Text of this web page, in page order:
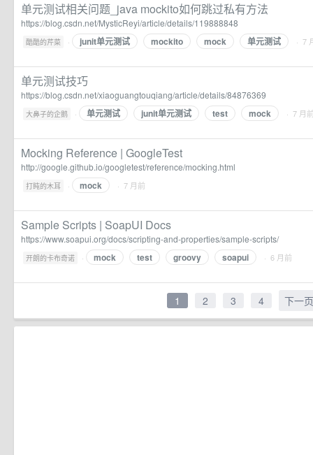
单元测试相关问题_java mockito如何跳过私有方法
https://blog.csdn.net/MysticReyi/article/details/119888848
酷酷的芹菜 · junit单元测试 mockito mock 单元测试 · 7
单元测试技巧
https://blog.csdn.net/xiaoguangtouqiang/article/details/84876369
大鼻子的企鹅 · 单元测试 junit单元测试 test mock · 7 月
Mocking Reference | GoogleTest
http://google.github.io/googletest/reference/mocking.html
打盹的木耳 · mock · 7 月前
Sample Scripts | SoapUI Docs
https://www.soapui.org/docs/scripting-and-properties/sample-scripts/
开朗的卡布奇诺 · mock test groovy soapui · 6 月前
1 2 3 4 下一页